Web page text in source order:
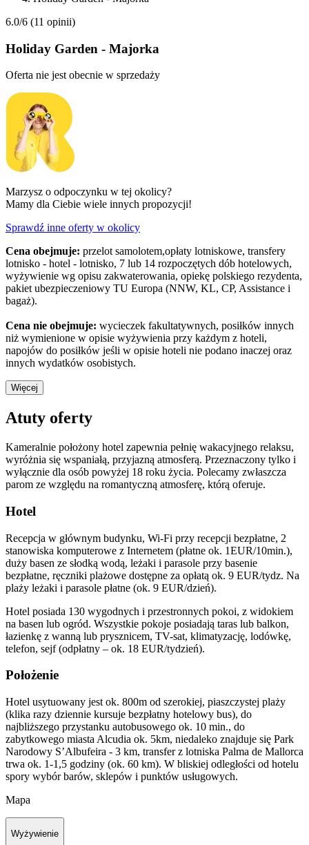
6.0/6 (11 opinii)
Holiday Garden - Majorka
Oferta nie jest obecnie w sprzedaży
Marzysz o odpoczynku w tej okolicy?
Mamy dla Ciebie wiele innych propozycji!
Sprawdź inne oferty w okolicy
Cena obejmuje: przelot samolotem,opłaty lotniskowe, transfery
lotnisko - hotel - lotnisko, 7 lub 14 rozpoczętych dób hotelowych,
wyżywienie wg opisu zakwaterowania, opiekę polskiego rezydenta,
pakiet ubezpieczeniowy TU Europa (NNW, KL, CP, Assistance i
bagaż).
Cena nie obejmuje: wycieczek fakultatywnych, posiłków innych
niż wymienione w opisie wyżywienia przy każdym z hoteli,
napojów do posiłków jeśli w opisie hoteli nie podano inaczej oraz
innych wydatków osobistych.
Więcej
Atuty oferty
Kameralnie położony hotel zapewnia pełnię wakacyjnego relaksu,
wyróżnia się wspaniałą, przyjazną atmosferą. Przeznaczony tylko i
wyłącznie dla osób powyżej 18 roku życia. Polecamy zwłaszcza
parom ze względu na romantyczną atmosferę, którą oferuje.
Hotel
Recepcja w głównym budynku, Wi-Fi przy recepcji bezpłatne, 2
stanowiska komputerowe z Internetem (płatne ok. 1EUR/10min.),
duży basen ze słodką wodą, leżaki i parasole przy basenie
bezpłatne, ręczniki plażowe dostępne za opłatą ok. 9 EUR/tydz. Na
plaży leżaki i parasole płatne (ok. 9 EUR/dzień).
Hotel posiada 130 wygodnych i przestronnych pokoi, z widokiem
na basen lub ogród. Wszystkie pokoje posiadają taras lub balkon,
łazienkę z wanną lub prysznicem, TV-sat, klimatyzację, lodówkę,
telefon, sejf (odpłatny – ok. 18 EUR/tydzień).
Położenie
Hotel usytuowany jest ok. 800m od szerokiej, piaszczystej plaży
(klika razy dziennie kursuje bezpłatny hotelowy bus), do
najbliższego przystanku autobusowego ok. 10 min., do
zabytkowego miasta Alcudia ok. 5km, niedaleko znajduje się Park
Narodowy S’Albufeira - 3 km, transfer z lotniska Palma de Mallorca
trwa ok. 1-1,5 godziny (ok. 60 km). W bliskiej odległości od hotelu
spory wybór barów, sklepów i punktów usługowych.
Mapa
Wyżywienie